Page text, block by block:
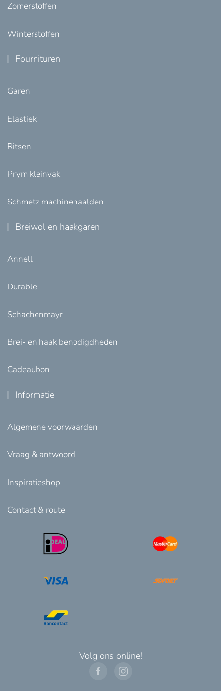
Zomerstoffen
Winterstoffen
Fournituren
Garen
Elastiek
Ritsen
Prym kleinvak
Schmetz machinenaalden
Breiwol en haakgaren
Annell
Durable
Schachenmayr
Brei- en haak benodigdheden
Cadeaubon
Informatie
Algemene voorwaarden
Vraag & antwoord
Inspiratieshop
Contact & route
Volg ons online!